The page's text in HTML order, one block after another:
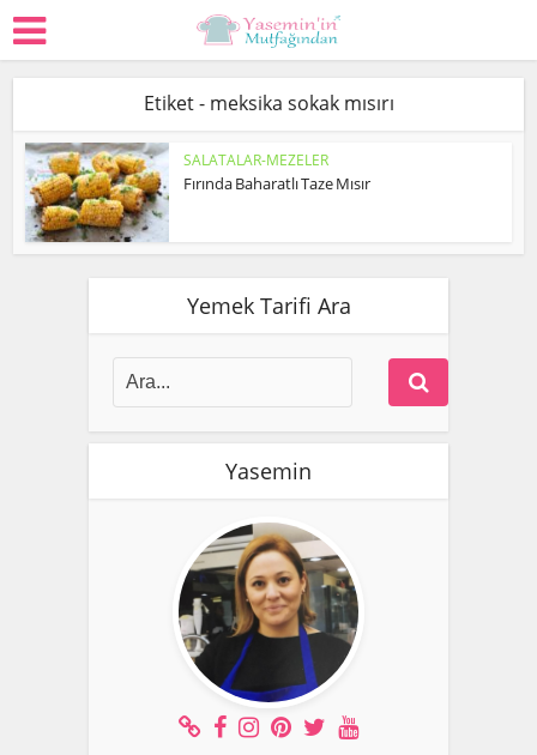
Etiket - meksika sokak mısırı
SALATALAR-MEZELER
Fırında Baharatlı Taze Mısır
Yemek Tarifi Ara
Yasemin